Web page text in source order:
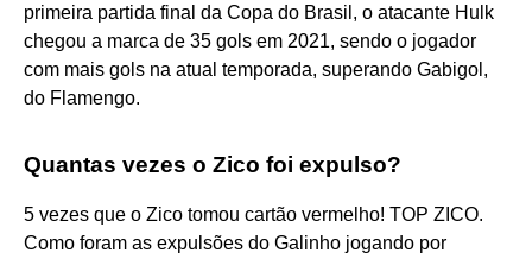
primeira partida final da Copa do Brasil, o atacante Hulk
chegou a marca de 35 gols em 2021, sendo o jogador
com mais gols na atual temporada, superando Gabigol,
do Flamengo.
Quantas vezes o Zico foi expulso?
5 vezes que o Zico tomou cartão vermelho! TOP ZICO.
Como foram as expulsões do Galinho jogando por